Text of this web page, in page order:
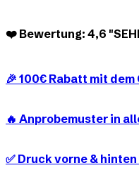
❤️ Bewertung: 4,6
🎉 100€ Rabatt mit
🔥 Anprobemuster in
✅ Druck vorne &